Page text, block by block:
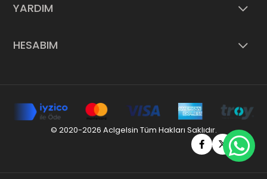
YARDIM
HESABIM
© 2020-2026 Aclgelsin Tüm Hakları Saklıdır.